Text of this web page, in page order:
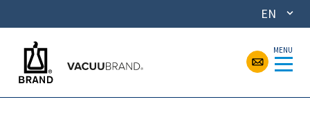
EN
MENU